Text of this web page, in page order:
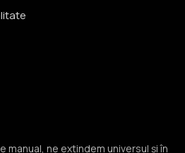
manual, ne extindem universul și în